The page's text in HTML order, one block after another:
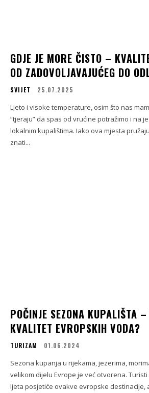
GDJE JE MORE ČISTO –
OD ZADOVOLJAVAJUĆEG DO
SVIJET 25.07.2025
Ljeto i visoke temperature, osim što nas
“tjeraju” da spas od vrućine potražimo i na
lokalnim kupalištima. Iako ova mjesta
znati...
POČINJE SEZONA KUPALIŠTA
KVALITET EVROPSKIH VODA?
TURIZAM 01.06.2024
Sezona kupanja u rijekama, jezerima,
velikom dijelu Evrope je već otvorena.
ljeta posjetiće ovakve evropske destinacije,